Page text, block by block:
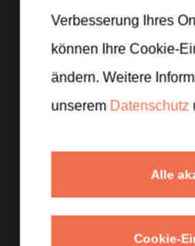
Schritt 1/5
Koche die Nudeln in
auf.
schmelzen und
duftet. Gib den fein
brate ihn kurz mit.
Verbesserung Ihres
können Ihre Cookie-
ändern. Weitere
unserem Datenschutz
Alle
Cookie-